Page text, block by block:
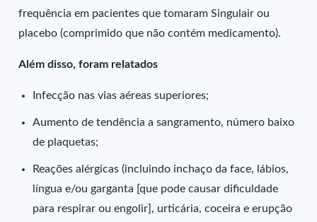
frequência em pacientes que tomaram Singulair ou
placebo (comprimido que não contém medicamento).
Além disso, foram relatados
Infecção nas vias aéreas superiores;
Aumento de tendência a sangramento, número baixo
de plaquetas;
Reações alérgicas (incluindo inchaço da face, lábios,
língua e/ou garganta [que pode causar dificuldade
para respirar ou engolir], urticária, coceira e erupção